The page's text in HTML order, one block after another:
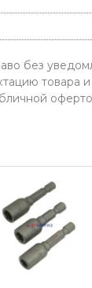
без
товара